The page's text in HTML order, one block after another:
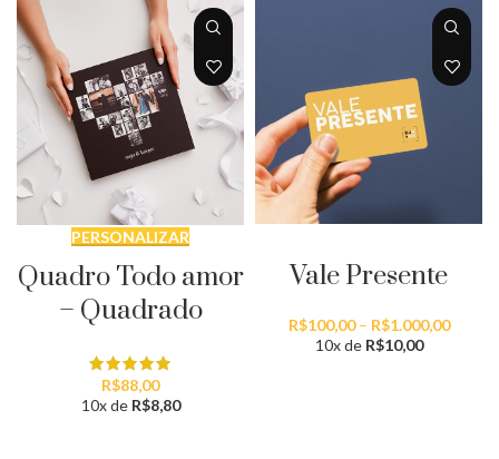
PERSONALIZAR
Quadro Todo amor
– Quadrado
R$88,00
10x de R$8,80
Vale Presente
R$100,00 – R$1.000,00Faixa
10x de R$10,00